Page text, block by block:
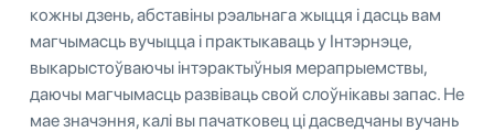
кожны дзень, абставіны рэальнага жыцця і дасць вам
магчымасць вучыцца і практыкаваць у Інтэрнэце,
выкарыстоўваючы інтэрактыўныя мерапрыемствы,
даючы магчымасць развіваць свой слоўнікавы запас. Не
мае значэння, калі вы пачатковец ці дасведчаны вучань